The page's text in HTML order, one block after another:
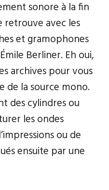
sonore à la fin
retrouve avec les
et gramophones
Berliner. Eh oui,
archives pour vous
de la source mono.
des cylindres ou
les ondes
ou de
ensuite par une